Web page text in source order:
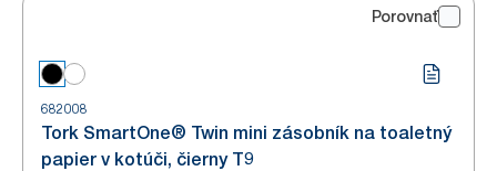
Porovnať
682008
Tork SmartOne® Twin mini zásobník na toaletný
papier v kotúči, čierny T9